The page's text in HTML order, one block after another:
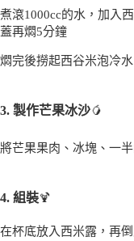
煮滾1000cc的水，加入
蓋再燜5分鐘
燜完後撈起西谷米泡冷
3. 製作芒果冰沙🥭
將芒果果肉、冰塊、一
4. 組裝🍹
在杯底放入西米露，再